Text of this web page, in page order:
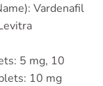
Vardenafil
5 mg, 10
10 mg